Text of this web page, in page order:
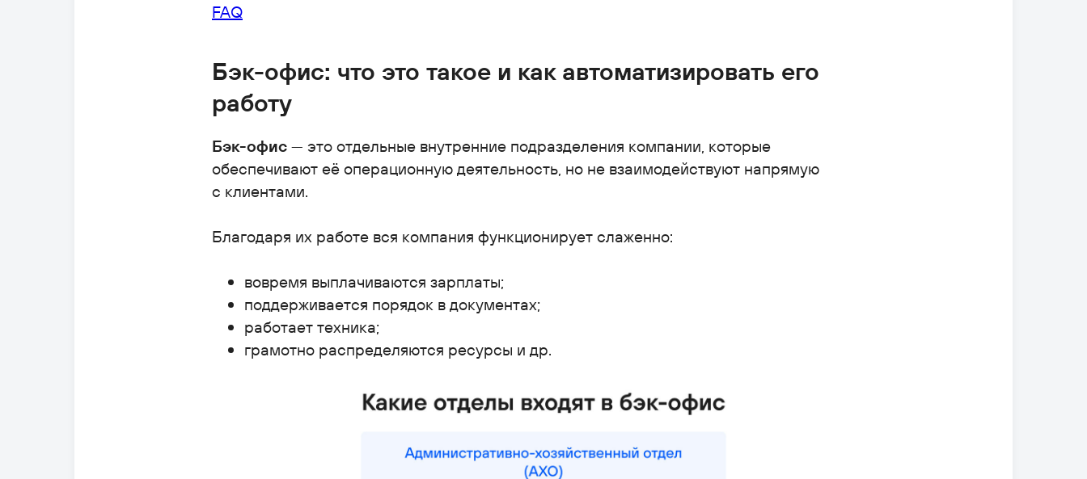
FAQ
Бэк-офис: что это такое и как автоматизировать его
работу
Бэк-офис — это отдельные внутренние подразделения компании, которые
обеспечивают её операционную деятельность, но не взаимодействуют напрямую
с клиентами.
Благодаря их работе вся компания функционирует слаженно:
вовремя выплачиваются зарплаты;
поддерживается порядок в документах;
работает техника;
грамотно распределяются ресурсы и др.